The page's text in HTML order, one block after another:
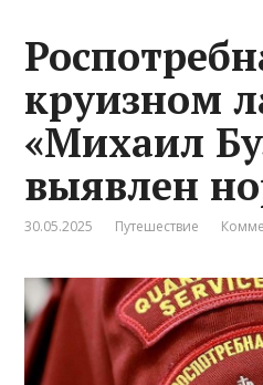
круизном
«Михаил
выявлен
30.05.2025 Путешествие